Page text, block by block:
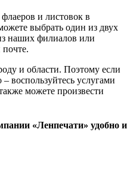
и листовок в
выбрать один из двух
наших филиалов или
почте.
и области. Поэтому если
воспользуйтесь услугами
можете произвести
«Ленпечати» удобно и